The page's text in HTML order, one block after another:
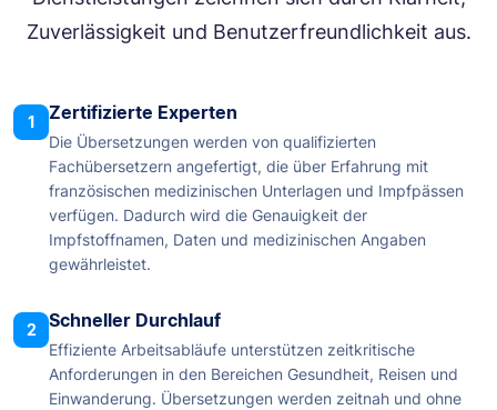
Zuverlässigkeit und Benutzerfreundlichkeit aus.
1 Zertifizierte Experten
Die Übersetzungen werden von qualifizierten
Fachübersetzern angefertigt, die über Erfahrung mit
französischen medizinischen Unterlagen und Impfpässen
verfügen. Dadurch wird die Genauigkeit der
Impfstoffnamen, Daten und medizinischen Angaben
gewährleistet.
2 Schneller Durchlauf
Effiziente Arbeitsabläufe unterstützen zeitkritische
Anforderungen in den Bereichen Gesundheit, Reisen und
Einwanderung. Übersetzungen werden zeitnah und ohne